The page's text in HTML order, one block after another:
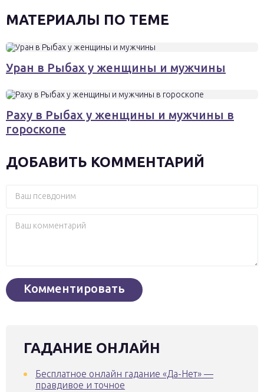
МАТЕРИАЛЫ ПО ТЕМЕ
Уран в Рыбах у женщины и мужчины
Раху в Рыбах у женщины и мужчины в
гороскопе
ДОБАВИТЬ КОММЕНТАРИЙ
ГАДАНИЕ ОНЛАЙН
Бесплатное онлайн гадание «Да-Нет» —
правдивое и точное